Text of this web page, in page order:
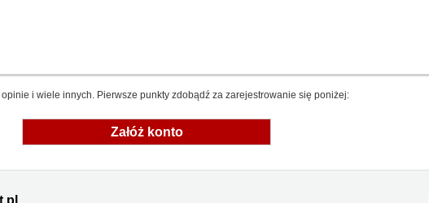
i wiele innych. Pierwsze punkty zdobądź za zarejestrowanie się poniżej:
Załóż konto